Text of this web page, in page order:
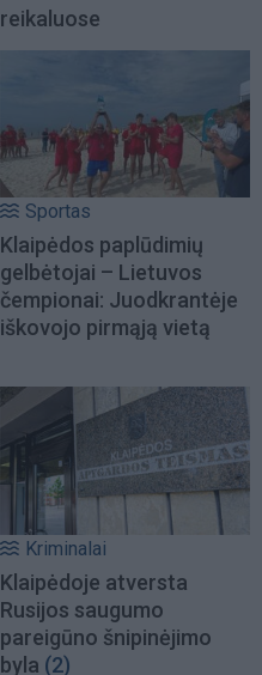
reikaluose
Sportas
Klaipėdos paplūdimių
gelbėtojai – Lietuvos
čempionai: Juodkrantėje
iškovojo pirmąją vietą
Kriminalai
Klaipėdoje atversta
Rusijos saugumo
pareigūno šnipinėjimo
byla (2)